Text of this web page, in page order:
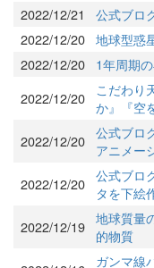
2022/12/21
公式ブロ
2022/12/20 地球型惑
2022/12/20
1年周期
2022/12/20
こだわり
か』『空
2022/12/20 公式ブロ
アニメー
2022/12/20 公式ブロ
タを下絵
2022/12/19 地球質量
的物質
ガンマ線